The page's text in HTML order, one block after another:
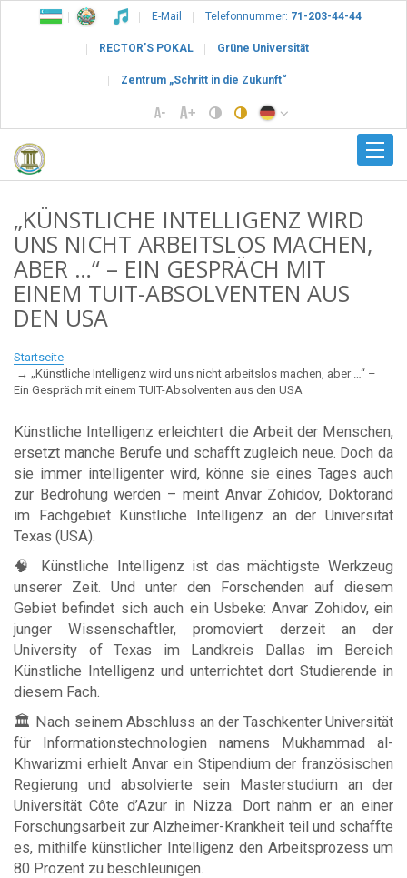
E-Mail Telefonnummer: 71-203-44-44
RECTOR’S POKAL Grüne Universität
Zentrum „Schritt in die Zukunft“
„KÜNSTLICHE INTELLIGENZ WIRD
UNS NICHT ARBEITSLOS MACHEN,
ABER …“ – EIN GESPRÄCH MIT
EINEM TUIT-ABSOLVENTEN AUS
DEN USA
Startseite
„Künstliche Intelligenz wird uns nicht arbeitslos machen, aber …“ –
Ein Gespräch mit einem TUIT-Absolventen aus den USA
Künstliche Intelligenz erleichtert die Arbeit der Menschen,
ersetzt manche Berufe und schafft zugleich neue. Doch da
sie immer intelligenter wird, könne sie eines Tages auch
zur Bedrohung werden – meint Anvar Zohidov, Doktorand
im Fachgebiet Künstliche Intelligenz an der Universität
Texas (USA).
🧠 Künstliche Intelligenz ist das mächtigste Werkzeug
unserer Zeit. Und unter den Forschenden auf diesem
Gebiet befindet sich auch ein Usbeke: Anvar Zohidov, ein
junger Wissenschaftler, promoviert derzeit an der
University of Texas im Landkreis Dallas im Bereich
Künstliche Intelligenz und unterrichtet dort Studierende in
diesem Fach.
🏛 Nach seinem Abschluss an der Taschkenter Universität
für Informationstechnologien namens Mukhammad al-
Khwarizmi erhielt Anvar ein Stipendium der französischen
Regierung und absolvierte sein Masterstudium an der
Universität Côte d’Azur in Nizza. Dort nahm er an einer
Forschungsarbeit zur Alzheimer-Krankheit teil und schaffte
es, mithilfe künstlicher Intelligenz den Arbeitsprozess um
80 Prozent zu beschleunigen.